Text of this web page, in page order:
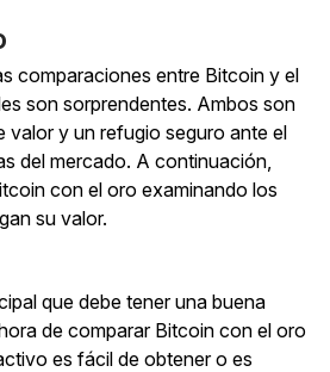
comparaciones entre Bitcoin y el
son sorprendentes. Ambos son
valor y un refugio seguro ante el
del mercado. A continuación,
con el oro examinando los
su valor.
que debe tener una buena
de comparar Bitcoin con el oro
es fácil de obtener o es